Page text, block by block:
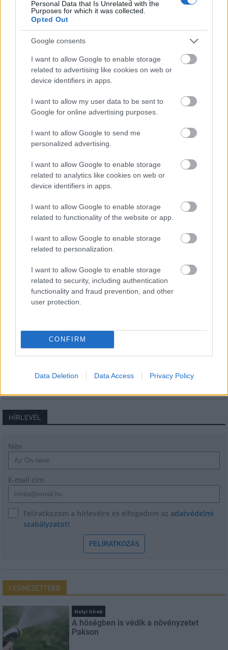
Personal Data that Is Unrelated with the
Purposes for which it was collected.
Opted Out
Google consents
I want to allow Google to enable storage
related to advertising like cookies on web or
device identifiers in apps.
I want to allow my user data to be sent to
Google for online advertising purposes.
I want to allow Google to send me
personalized advertising.
I want to allow Google to enable storage
related to analytics like cookies on web or
device identifiers in apps.
I want to allow Google to enable storage
related to functionality of the website or app.
I want to allow Google to enable storage
related to personalization.
I want to allow Google to enable storage
related to security, including authentication
functionality and fraud prevention, and other
user protection.
CONFIRM
Data Deletion Data Access Privacy Policy
Másfélszeresére bővítik Hódmezővásárhely jó hírű
református iskoláját
A Szőnyi Benjámin Általános Iskola fejlesztését a FERROÉP
kivitelezheti; a munkák csaknem egy évig tartanak majd.
Látványos építési szakasz indult be a
Flórián téri felüljárón
mérföldköve a felülvizsgálat
árnyékában?
Elkészült a Liszt Ferenc repülőtér
közelében lévő logisztikai bázis út- és
közműhálózatának fejlesztése
Látlelet a hazai víziközművekről?
Egyetlen, fél évszázados vezetéken
múlt Bicske vízellátása
HÍRLEVÉL
Név
E-mail cím
Feliratkozom a hírlevélre és elfogadom az adatvédelmi
szabályzatot!
FELIRATKOZÁS
LEGNÉZETTEBB
Helyi hírek
A hőségben is védik a növényzetet
Pakson